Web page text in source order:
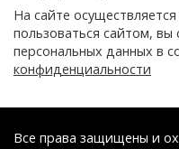
На сайте
пользоваться сайтом, вы
персональных данных в
конфиденциальности
Все права защищены и